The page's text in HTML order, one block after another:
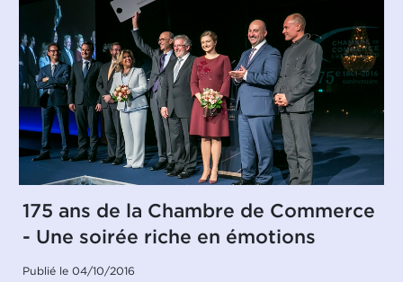
175 ans de la Chambre de Commerce
- Une soirée riche en émotions
Publié le 04/10/2016